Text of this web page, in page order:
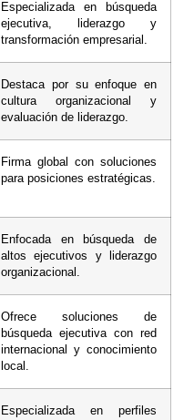
Especializada en búsqueda
ejecutiva, liderazgo y
transformación empresarial.
Destaca por su enfoque en
cultura organizacional y
evaluación de liderazgo.
Firma global con soluciones
para posiciones estratégicas.
Enfocada en búsqueda de
altos ejecutivos y liderazgo
organizacional.
Ofrece soluciones de
búsqueda ejecutiva con red
internacional y conocimiento
local.
Especializada en perfiles